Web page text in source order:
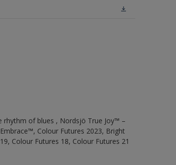
rhythm of blues , Nordsjö True Joy™ –
Colour Futures 2023, Bright
Colour Futures 18, Colour Futures 21